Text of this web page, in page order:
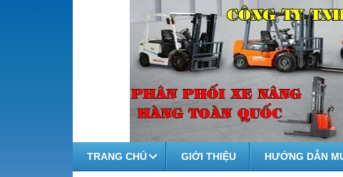
TRANG CHỦ GIỚI THIỆU HƯỚNG DẪN